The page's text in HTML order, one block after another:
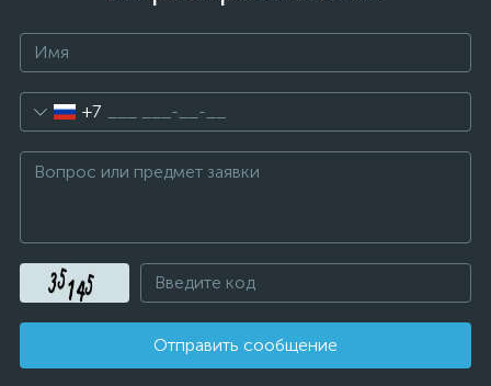
+7
Отправить сообщение